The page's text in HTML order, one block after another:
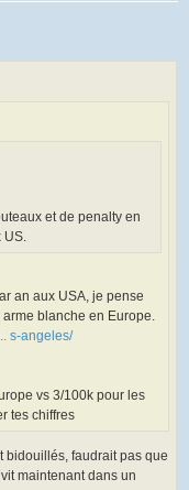
et de penalty en
US.
an aux USA, je pense
arme blanche en Europe.
s-angeles/
vs 3/100k pour les
tes chiffres
bidouillés, faudrait pas que
maintenant dans un